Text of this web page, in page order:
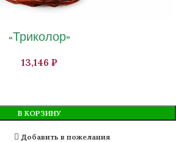
«Триколор»
₽
В КОРЗИНУ
Добавить в пожелания